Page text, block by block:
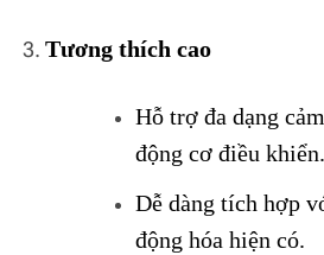
Tương thích cao
Hỗ trợ đa dạng
động cơ điều khiển.
Dễ dàng tích hợp
động hóa hiện có.